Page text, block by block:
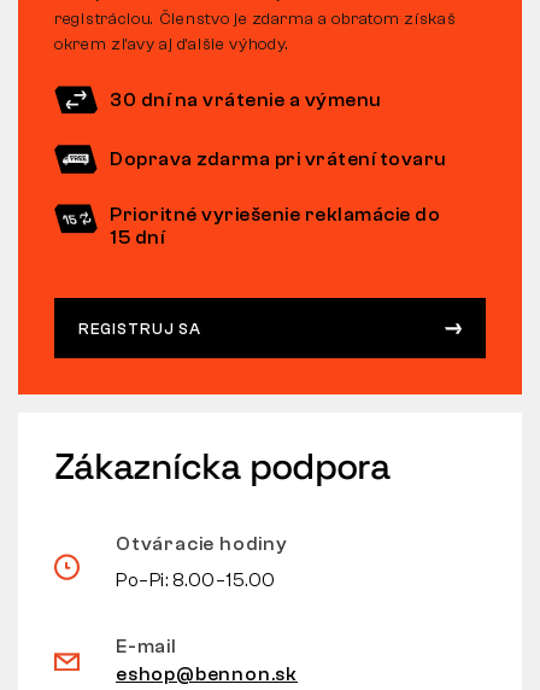
registráciou. Členstvo je zdarma a obratom získaš
okrem zľavy aj ďalšie výhody.
30 dní na vrátenie a výmenu
Doprava zdarma pri vrátení tovaru
Prioritné vyriešenie reklamácie do
15 dní
REGISTRUJ SA
Zákaznícka podpora
Otváracie hodiny
Po–Pi: 8.00–15.00
E-mail
eshop@bennon.sk